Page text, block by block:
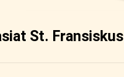
St. Fransiskus